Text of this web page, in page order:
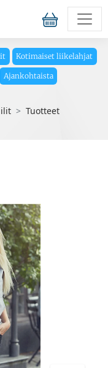
Kotimaiset liikelahjat
Ajankohtaista
Tuotteet